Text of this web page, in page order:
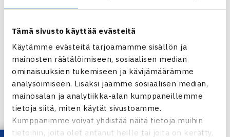
Tämä sivusto käyttää evästeitä
Käytämme evästeitä tarjoamamme sisällön ja
mainosten räätälöimiseen, sosiaalisen median
ominaisuuksien tukemiseen ja kävijämäärämme
analysoimiseen. Lisäksi jaamme sosiaalisen median,
mainosalan ja analytiikka-alan kumppaneillemme
tietoja siitä, miten käytät sivustoamme.
Kumppanimme voivat yhdistää näitä tietoja muihin
tietoihin, joita olet antanut heille tai joita on kerätty,
kansainvälisiä lajiliittoja, Kansainvälistä Olympia- ja
Paralympiakomiteaa sekä kansallisia antidopingtoimistoja.
Ruudun mukaan kattava osallistujapohja sitouttaa uuteen
säännöstöön niin eri lajit kuin valtiot.
ADT on ollut vahvasti mukana yhdessä opetus- ja
kulttuuriministeriön vaikuttamassa säännöstöön
eurooppalaisella tasolla. Molemmat tahot ovat
painottaneet urheilijoiden oikeusturvan ja kohtuullisuuden